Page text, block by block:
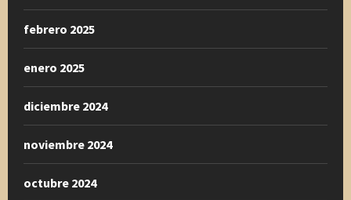
febrero 2025
enero 2025
diciembre 2024
noviembre 2024
octubre 2024